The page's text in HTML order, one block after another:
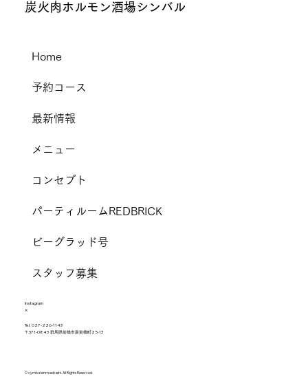
炭火肉ホルモン酒場シンバル
© cymbal sinmaebashi. All Rights Reserved.
Home
予約コース
最新情報
メニュー
コンセプト
パーティルームREDBRICK
ビーグラッド号
スタッフ募集
Instagram
X
Tel. 027-226-1143
〒371-0843 群馬県前橋市新前橋町25-13